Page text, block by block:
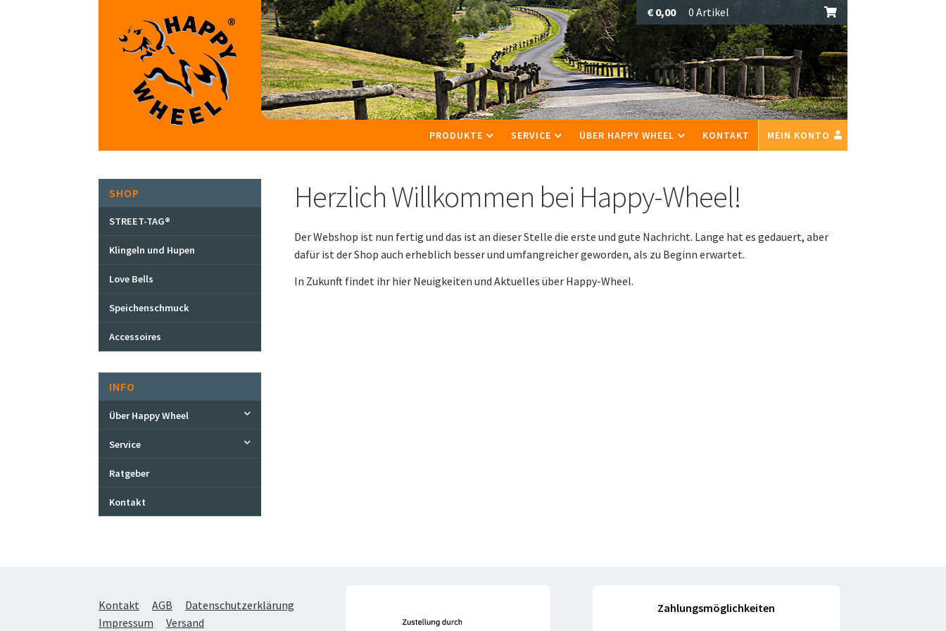
Navigation
springen
springen
€0,00 0 Artikel
PRODUKTE SERVICE ÜBER HAPPY WHEEL KONTAKT MEIN KONTO
Herzlich Willkommen bei Happy-Wheel!
Der Webshop ist nun fertig und das ist an dieser Stelle die erste und gute Nachricht. Lange hat es gedauert, aber
dafür ist der Shop auch erheblich besser und umfangreicher geworden, als zu Beginn erwartet.
In Zukunft findet ihr hier Neuigkeiten und Aktuelles über Happy-Wheel.
SHOP
STREET-TAG®
Klingeln und Hupen
Love Bells
Speichenschmuck
Accessoires
INFO
Über Happy Wheel
Service
Ratgeber
Kontakt
Kontakt AGB
Datenschutzerklärung
Impressum
Versand
Zahlungsmöglichkeiten